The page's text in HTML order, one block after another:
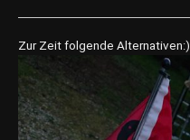
Zur Zeit folgende Alternativen:)